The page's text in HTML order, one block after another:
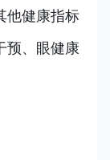
他健康指标
预、眼健康